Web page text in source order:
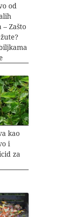
od
– Zašto
kao
i
za